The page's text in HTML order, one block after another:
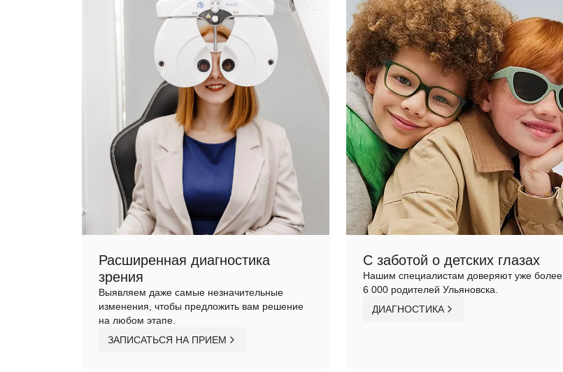
Расширенная диагностика
зрения
Выявляем даже самые незначительные
изменения, чтобы предложить вам решение
на любом этапе.
ЗАПИСАТЬСЯ НА ПРИЕМ
С заботой о детских глазах
Нашим специалистам доверяют уже более
6 000 родителей Ульяновска.
ДИАГНОСТИКА